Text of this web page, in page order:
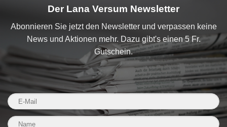
Der Lana Versum Newsletter
Abonnieren Sie jetzt den Newsletter und verpassen keine
News und Aktionen mehr. Dazu gibt's einen 5 Fr.
Gutschein.